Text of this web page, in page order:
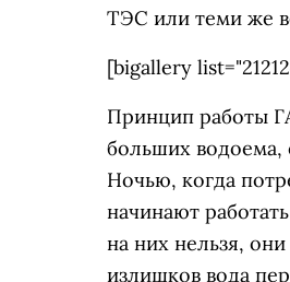
ТЭС или теми же
[bigallery
Принцип работы
больших водоема,
Ночью, когда
начинают
на них нельзя,
излишков вода